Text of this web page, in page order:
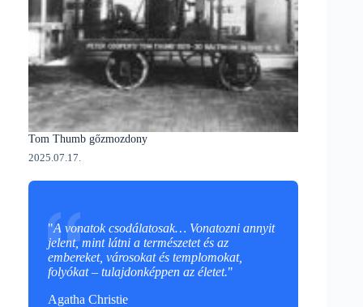
Tom Thumb gőzmozdony
2025.07.17.
"A vonatok csodálatosak… Vonatozni annyit
jelent, mint látni a természetet és az
embereket, városokat és templomokat,
folyókat – tulajdonképpen az életet."
Agatha Christie